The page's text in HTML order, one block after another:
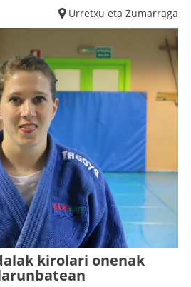
Urretxu eta Zumarraga
kirolari onenak